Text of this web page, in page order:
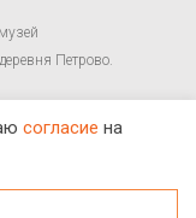
Петрово.
согласие на